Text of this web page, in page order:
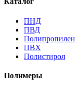
ПНД
ПВД
Полипропилен
ПВХ
Полистирол
Полимеры